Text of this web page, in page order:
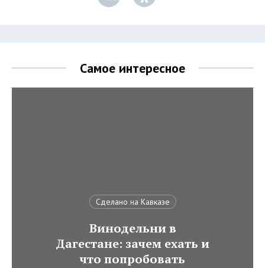
Самое интересное
Сделано на Кавказе
Винодельни в
Дагестане: зачем ехать и
что попробовать